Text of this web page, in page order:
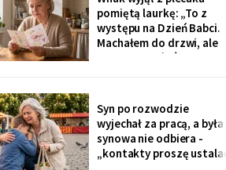
„Mamo, od tego jest
teraz taksówka dla
seniorów, zamów sobie".
Zamówiłam - kierowca
pomiętą laurkę: „To z
występu na Dzień Babci.
Machałem do drzwi, ale
nie przyszłaś". Żadnego
przekazuje je przez
rodziców. Córka
wzruszyła ramionami:
„No zapomniałam, mamo,
tyle się teraz
Syn po rozwodzie
wyjechał za pracą, a była
synowa nie odbiera -
„kontakty proszę ustalać